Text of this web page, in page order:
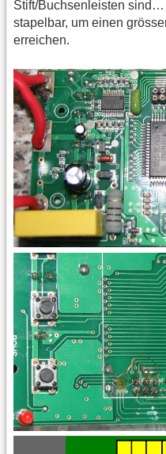
Stift/Buchsenleisten
stapelbar, um einen
erreichen.